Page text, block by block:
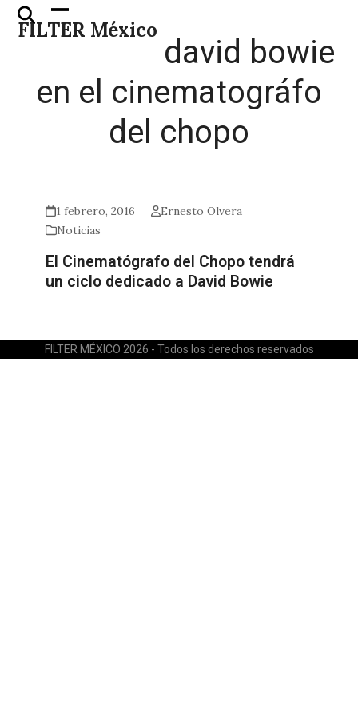
Skip
FILTER México
Open
mobile
Close
mobile
david bowie
en el cinematográfo
del chopo
1 febrero, 2016
Ernesto Olvera
Noticias
El Cinematógrafo del Chopo tendrá
un ciclo dedicado a David Bowie
FILTER MÉXICO 2026 - Todos los derechos reservados